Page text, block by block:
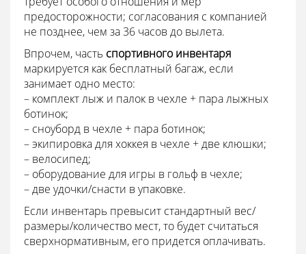
предосторожности; согласования с компанией
не позднее, чем за 36 часов до вылета.
Впрочем, часть спортивного инвентаря
маркируется как бесплатный багаж, если
занимает одно место:
– комплект лыж и палок в чехле + пара лыжных
ботинок;
– сноуборд в чехле + пара ботинок;
– экипировка для хоккея в чехле + две клюшки;
– велосипед;
– оборудование для игры в гольф в чехле;
– две удочки/снасти в упаковке.
Если инвентарь превысит стандартный вес/
размеры/количество мест, то будет считаться
сверхнормативным, его придется оплачивать.